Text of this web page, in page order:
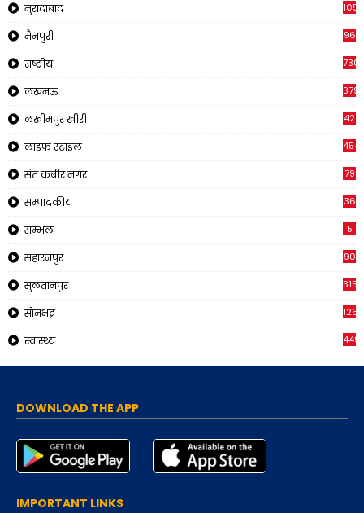
मुरादाबाद 1054
मैनपुरी 96
राष्ट्रीय
लखनऊ 3793
लखीमपुर खीरी 42
लाइफ स्टाइल 454
संत कबीर नगर 79
सम्पादकीय 36
सम्भल 5
सहारनपुर 90
सुलतानपुर 315
सोनभद्र 1266
स्वास्थ्य 449
DOWNLOAD THE APP
IMPORTANT LINKS